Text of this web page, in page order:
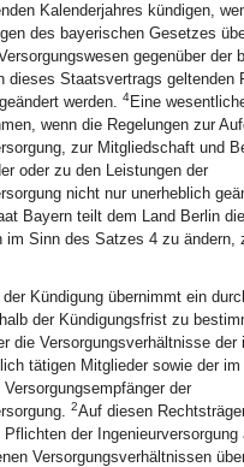
Kalenderjahres kündigen,
des bayerischen Gesetzes
gegenüber der
dieses Staatsvertrags geltenden
werden. 4Eine
wenn die Regelungen zur
zur Mitgliedschaft und
oder zu den Leistungen der
nicht nur unerheblich
Bayern teilt dem Land Berlin
im Sinn des Satzes 4 zu ändern,
der Kündigung übernimmt ein
der Kündigungsfrist zu
die Versorgungsverhältnisse der
tätigen Mitglieder sowie der
der
2Auf diesen
Pflichten der Ingenieurversorgung
Versorgungsverhältnissen